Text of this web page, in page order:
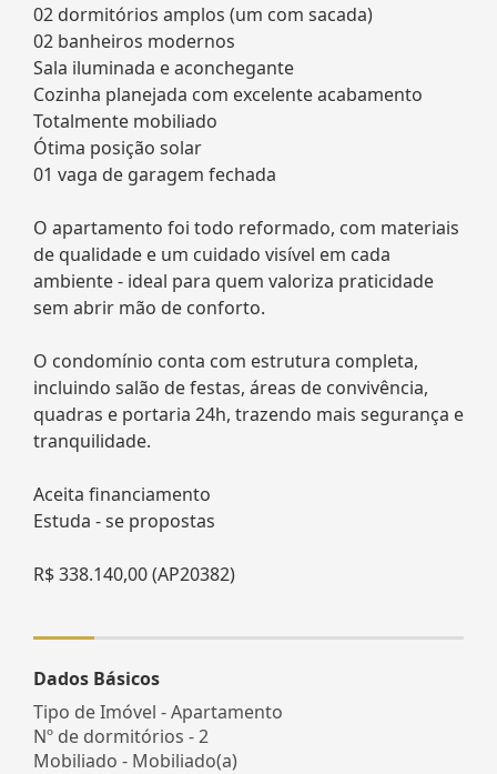
02 dormitórios amplos (um com sacada)
02 banheiros modernos
Sala iluminada e aconchegante
Cozinha planejada com excelente acabamento
Totalmente mobiliado
Ótima posição solar
01 vaga de garagem fechada
O apartamento foi todo reformado, com materiais
de qualidade e um cuidado visível em cada
ambiente - ideal para quem valoriza praticidade
sem abrir mão de conforto.
O condomínio conta com estrutura completa,
incluindo salão de festas, áreas de convivência,
quadras e portaria 24h, trazendo mais segurança e
tranquilidade.
Aceita financiamento
Estuda - se propostas
R$ 338.140,00 (AP20382)
Dados Básicos
Tipo de Imóvel - Apartamento
Nº de dormitórios - 2
Mobiliado - Mobiliado(a)